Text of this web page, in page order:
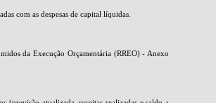
com as despesas de capital líquidas.
da Execução Orçamentária (RREO) - Anexo